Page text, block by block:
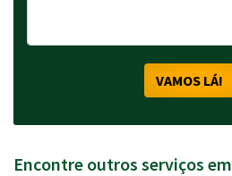
VAMOS LÁ!
Encontre outros serviços em